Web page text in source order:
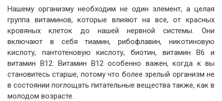
Нашему организму необходим не один элемент, а целая
группа витаминов, которые влияют на все, от красных
кровяных клеток до нашей нервной системы. Они
включают в себя тиамин, рибофлавин, никотиновую
кислоту, пантотеновую кислоту, биотин, витамин B6 и
витамин B12. Витамин В12 особенно важен, когда к вы
становитесь старше, потому что более зрелый организм не
в состоянии поглощать питательные вещества также, как в
молодом возрасте.